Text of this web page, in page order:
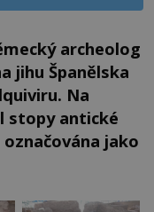
archeolog
jihu Španělska
Na
stopy antické
jako